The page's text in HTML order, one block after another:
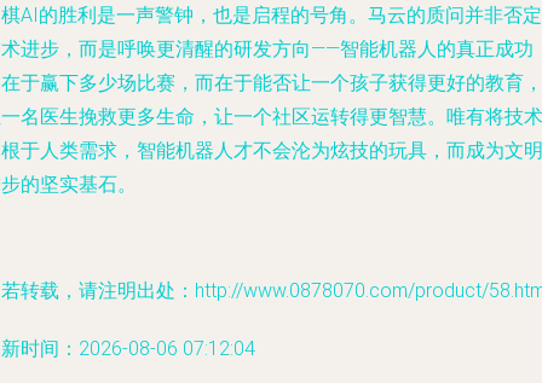
AI的胜利是一声警钟，也是启程的号角。马云的质问并非否定
进步，而是呼唤更清醒的研发方向——智能机器人的真正成功
于赢下多少场比赛，而在于能否让一个孩子获得更好的教育，
名医生挽救更多生命，让一个社区运转得更智慧。唯有将技术
于人类需求，智能机器人才不会沦为炫技的玩具，而成为文明
的坚实基石。
转载，请注明出处：http://www.0878070.com/product/
时间：2026-08-06 07:12:04